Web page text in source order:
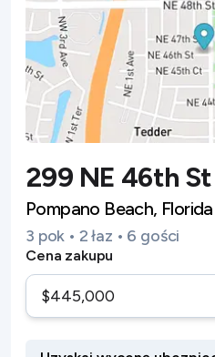
299 NE 46th St
Pompano Beach, Florida
3 pok • 2 łaz • 6 gości
Cena zakupu